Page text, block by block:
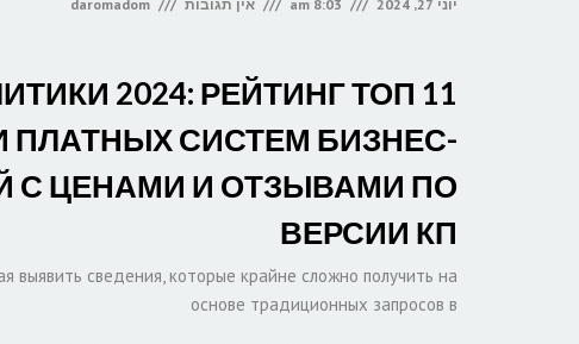
יוני 27, 2024 8:03 am אין תגובות daromadom
2024: РЕЙТИНГ ТОП
СИСТЕМ БИЗНЕС-
С ЦЕНАМИ И ОТЗЫВАМИ ПО
ВЕРСИИ КП
выявить сведения, которые крайне сложно получить на
основе традиционных запросов в